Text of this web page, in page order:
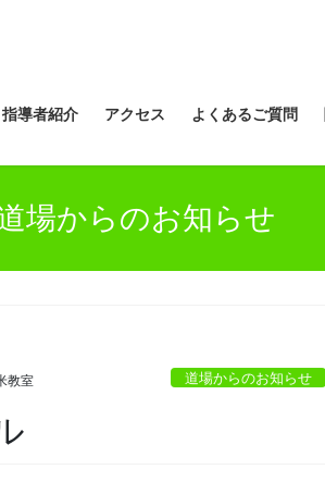
指導者紹介 アクセス よくあるご質問
場からのお知らせ
教室 道場からのお知らせ